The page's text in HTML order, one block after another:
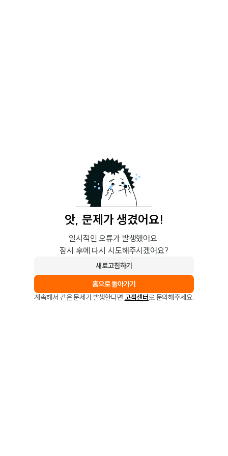
앗, 문제가 생겼어요!
일시적인 오류가 발생했어요.
잠시 후에 다시 시도해주시겠어요?
새로고침하기
홈으로 돌아가기
계속해서 같은 문제가 발생한다면 고객센터로 문의해주세요.